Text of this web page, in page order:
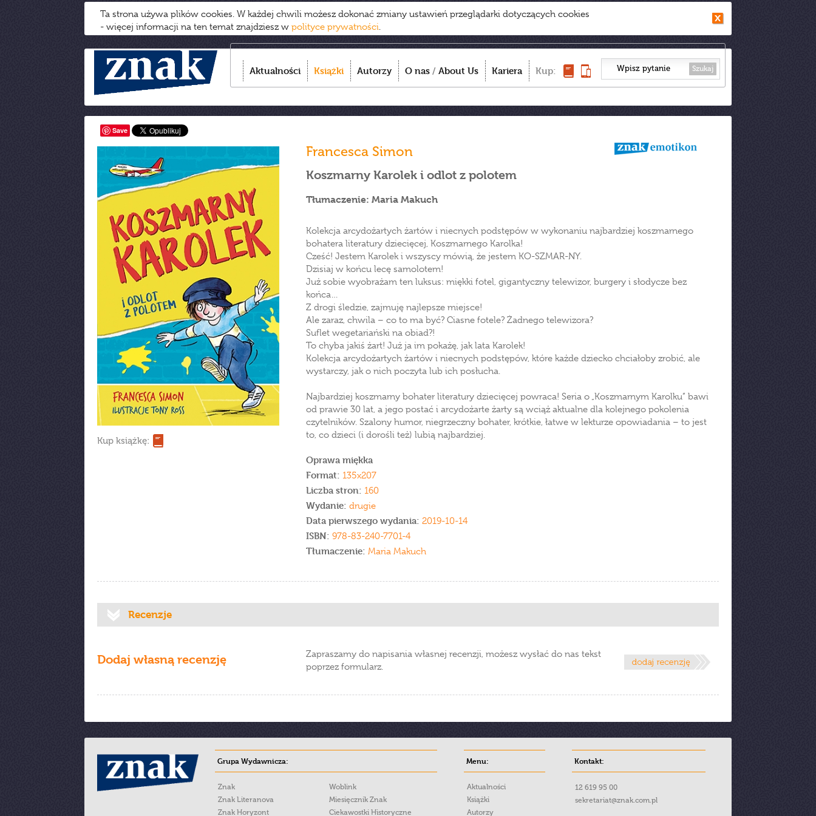
Ta strona używa plików cookies. W każdej chwili możesz dokonać zmiany ustawień przeglądarki dotyczących cookies
- więcej informacji na ten temat znajdziesz w polityce prywatności.
Aktualności Książki Autorzy O nas / About Us Kariera Kup: Szukaj
Save
Kup książkę:
Francesca Simon
Koszmarny Karolek i odlot z polotem
Tłumaczenie: Maria Makuch
Kolekcja arcydożartych żartów i niecnych podstępów w wykonaniu najbardziej koszmarnego
bohatera literatury dziecięcej, Koszmarnego Karolka!
Cześć! Jestem Karolek i wszyscy mówią, że jestem KO-SZMAR-NY.
Dzisiaj w końcu lecę samolotem!
Już sobie wyobrażam ten luksus: miękki fotel, gigantyczny telewizor, burgery i słodycze bez
końca…
Z drogi śledzie, zajmuję najlepsze miejsce!
Ale zaraz, chwila – co to ma być? Ciasne fotele? Żadnego telewizora?
Suflet wegetariański na obiad?!
To chyba jakiś żart! Już ja im pokażę, jak lata Karolek!
Kolekcja arcydożartych żartów i niecnych podstępów, które każde dziecko chciałoby zrobić, ale
wystarczy, jak o nich poczyta lub ich posłucha.
Najbardziej koszmarny bohater literatury dziecięcej powraca! Seria o „Koszmarnym Karolku” bawi
od prawie 30 lat, a jego postać i arcydożarte żarty są wciąż aktualne dla kolejnego pokolenia
czytelników. Szalony humor, niegrzeczny bohater, krótkie, łatwe w lekturze opowiadania – to jest
to, co dzieci (i dorośli też) lubią najbardziej.
Oprawa miękka
Format: 135x207
Liczba stron: 160
Wydanie: drugie
Data pierwszego wydania: 2019-10-14
ISBN: 978-83-240-7701-4
Tłumaczenie: Maria Makuch
Recenzje
Dodaj własną recenzję
Zapraszamy do napisania własnej recenzji, możesz wysłać do nas tekst
poprzez formularz.
Grupa Wydawnicza:
Znak
Znak Literanova
Znak Horyzont
Woblink
Miesięcznik Znak
Ciekawostki Historyczne
Menu:
Aktualności
Książki
Autorzy
Kontakt:
12 619 95 00
sekretariat@znak.com.pl